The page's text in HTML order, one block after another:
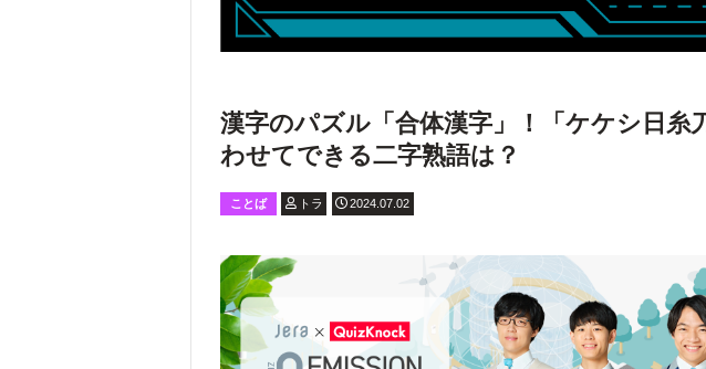
漢字のパズル「合体漢字」！「ケケシ日糸
わせてできる二字熟語は？
ことば トラ 2024.07.02